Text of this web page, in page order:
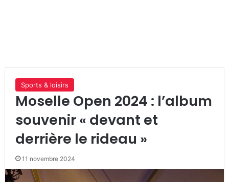
Sports & loisirs
Moselle Open 2024 : l’album
souvenir « devant et
derrière le rideau »
11 novembre 2024